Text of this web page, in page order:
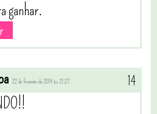
ganhar.
22 de fevereiro de 2014 às 21:27